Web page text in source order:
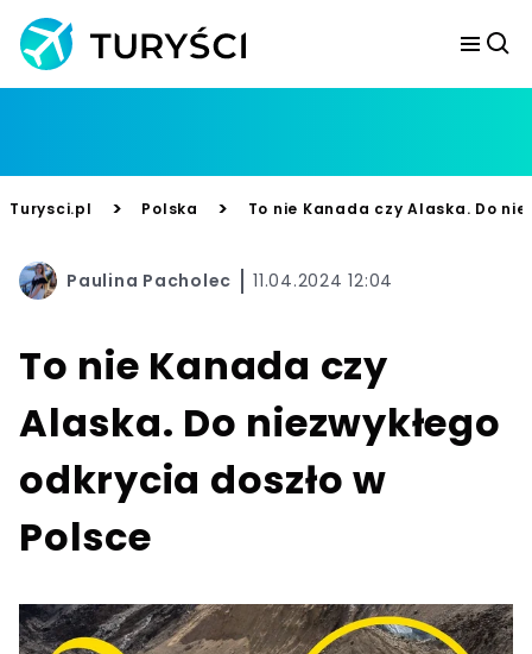
Turysci.pl > Polska > To nie Kanada czy Alaska. Do
Paulina Pacholec 11.04.2024 12:04
To nie Kanada czy
Alaska. Do niezwykłego
odkrycia doszło w
Polsce